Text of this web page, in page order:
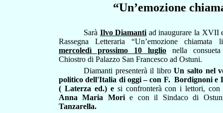
“Un’emozione
Sarà Ilvo Diamanti ad inaugurare la XVII
Rassegna Letteraria “Un’emozione
mercoledì prossimo 10 luglio nella
Chiostro di Palazzo San Francesco ad Ostuni.
Diamanti presenterà il libro Un salto nel
politico dell'Italia di oggi – con F. Bordignoni e
( Laterza ed.) e si confronterà con i lettori, con
Anna Maria Morie con il Sindaco di
Tanzarella.